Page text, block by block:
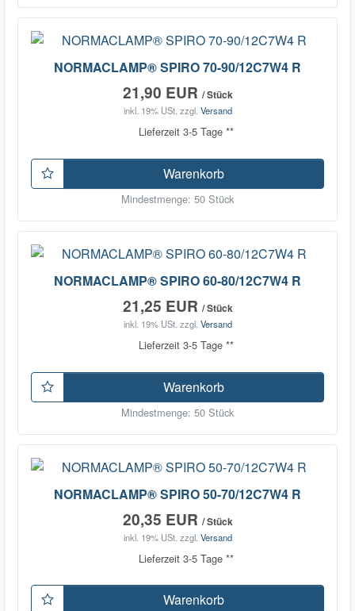
NORMACLAMP® SPIRO 70-90/12C7W4 R
21,90 EUR / Stück
inkl. 19% USt. zzgl. Versand
Lieferzeit 3-5 Tage **
Warenkorb
Mindestmenge: 50 Stück
NORMACLAMP® SPIRO 60-80/12C7W4 R
21,25 EUR / Stück
inkl. 19% USt. zzgl. Versand
Lieferzeit 3-5 Tage **
Warenkorb
Mindestmenge: 50 Stück
NORMACLAMP® SPIRO 50-70/12C7W4 R
20,35 EUR / Stück
inkl. 19% USt. zzgl. Versand
Lieferzeit 3-5 Tage **
Warenkorb